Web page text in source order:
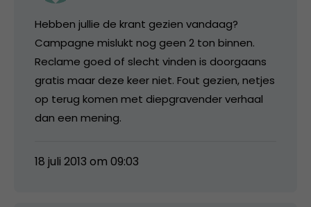
Hebben jullie de krant gezien vandaag?
Campagne mislukt nog geen 2 ton binnen.
Reclame goed of slecht vinden is doorgaans
gratis maar deze keer niet. Fout gezien, netjes
op terug komen met diepgravender verhaal
dan een mening.
18 juli 2013 om 09:03